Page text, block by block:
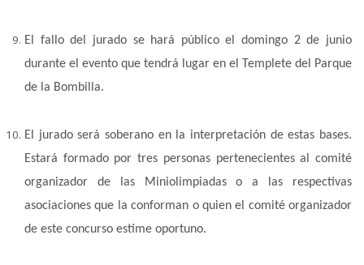
El fallo del jurado se hará público el domingo 2 de junio
durante el evento que tendrá lugar en el Templete del Parque
de la Bombilla.
El jurado será soberano en la interpretación de estas bases.
Estará formado por tres personas pertenecientes al comité
organizador de las Miniolimpiadas o a las respectivas
asociaciones que la conforman o quien el comité organizador
de este concurso estime oportuno.